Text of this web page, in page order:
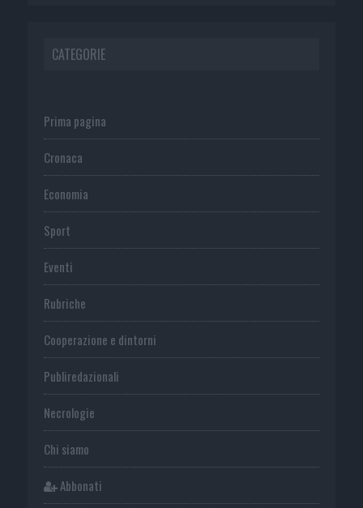
CATEGORIE
Prima pagina
Cronaca
Economia
Sport
Eventi
Rubriche
Cooperazione e dintorni
Publiredazionali
Necrologie
Chi siamo
Abbonati